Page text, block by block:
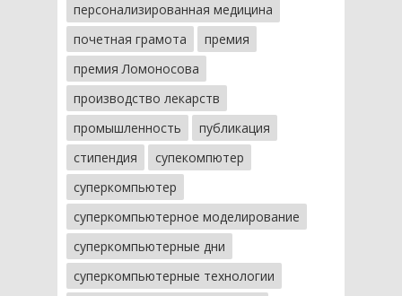
персонализированная медицина
почетная грамота
премия
премия Ломоносова
производство лекарств
промышленность
публикация
стипендия
супекомпютер
суперкомпьютер
суперкомпьютерное моделирование
суперкомпьютерные дни
суперкомпьютерные технологии